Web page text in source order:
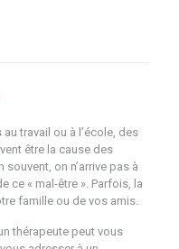
travail ou à l’école, des
être la cause des
on n’arrive pas à
ce « mal-être ». Parfois, la
famille ou de vos amis.
thérapeute peut vous